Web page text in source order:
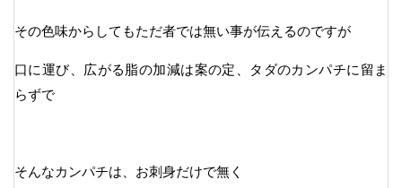
その色味からしてもただ者では無い事が伝えるのですが
口に運び、広がる脂の加減は案の定、タダのカンパチに留ま
らずで
そんなカンパチは、お刺身だけで無く